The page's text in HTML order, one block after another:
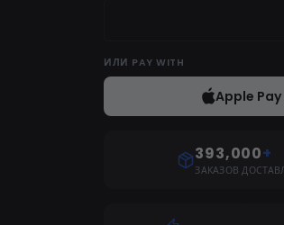
ИЛИ PAY WITH
Apple Pay
393,000+
ЗАКАЗОВ